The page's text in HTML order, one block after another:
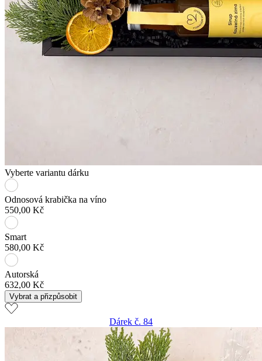
Vyberte variantu dárku
Odnosová krabička na víno
550,00 Kč
Smart
580,00 Kč
Autorská
632,00 Kč
Vybrat a přizpůsobit
Dárek č. 84